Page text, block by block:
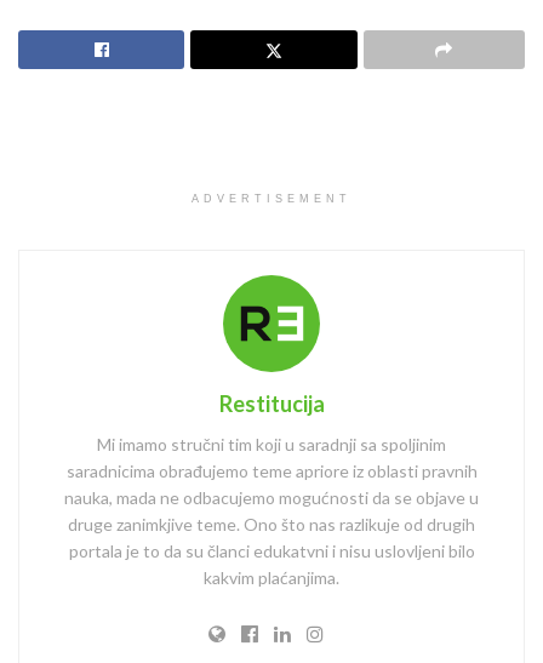
ADVERTISEMENT
Restitucija
Mi imamo stručni tim koji u saradnji sa spoljinim
saradnicima obrađujemo teme apriore iz oblasti pravnih
nauka, mada ne odbacujemo mogućnosti da se objave u
druge zanimkjive teme. Ono što nas razlikuje od drugih
portala je to da su članci edukatvni i nisu uslovljeni bilo
kakvim plaćanjima.